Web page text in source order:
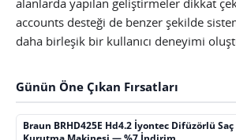
alanlarda yapılan geliştirmeler dikkat
accounts desteği de benzer şekilde
daha birleşik bir kullanıcı deneyimi
Günün Öne Çıkan Fırsatları
Braun BRHD425E Hd4.2 İyontec Difüzörlü Saç